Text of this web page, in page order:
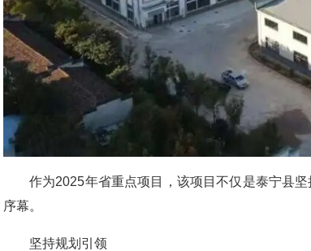
作为2025年省重点项目，该项目不仅是泰宁县
序幕。
坚持规划引领